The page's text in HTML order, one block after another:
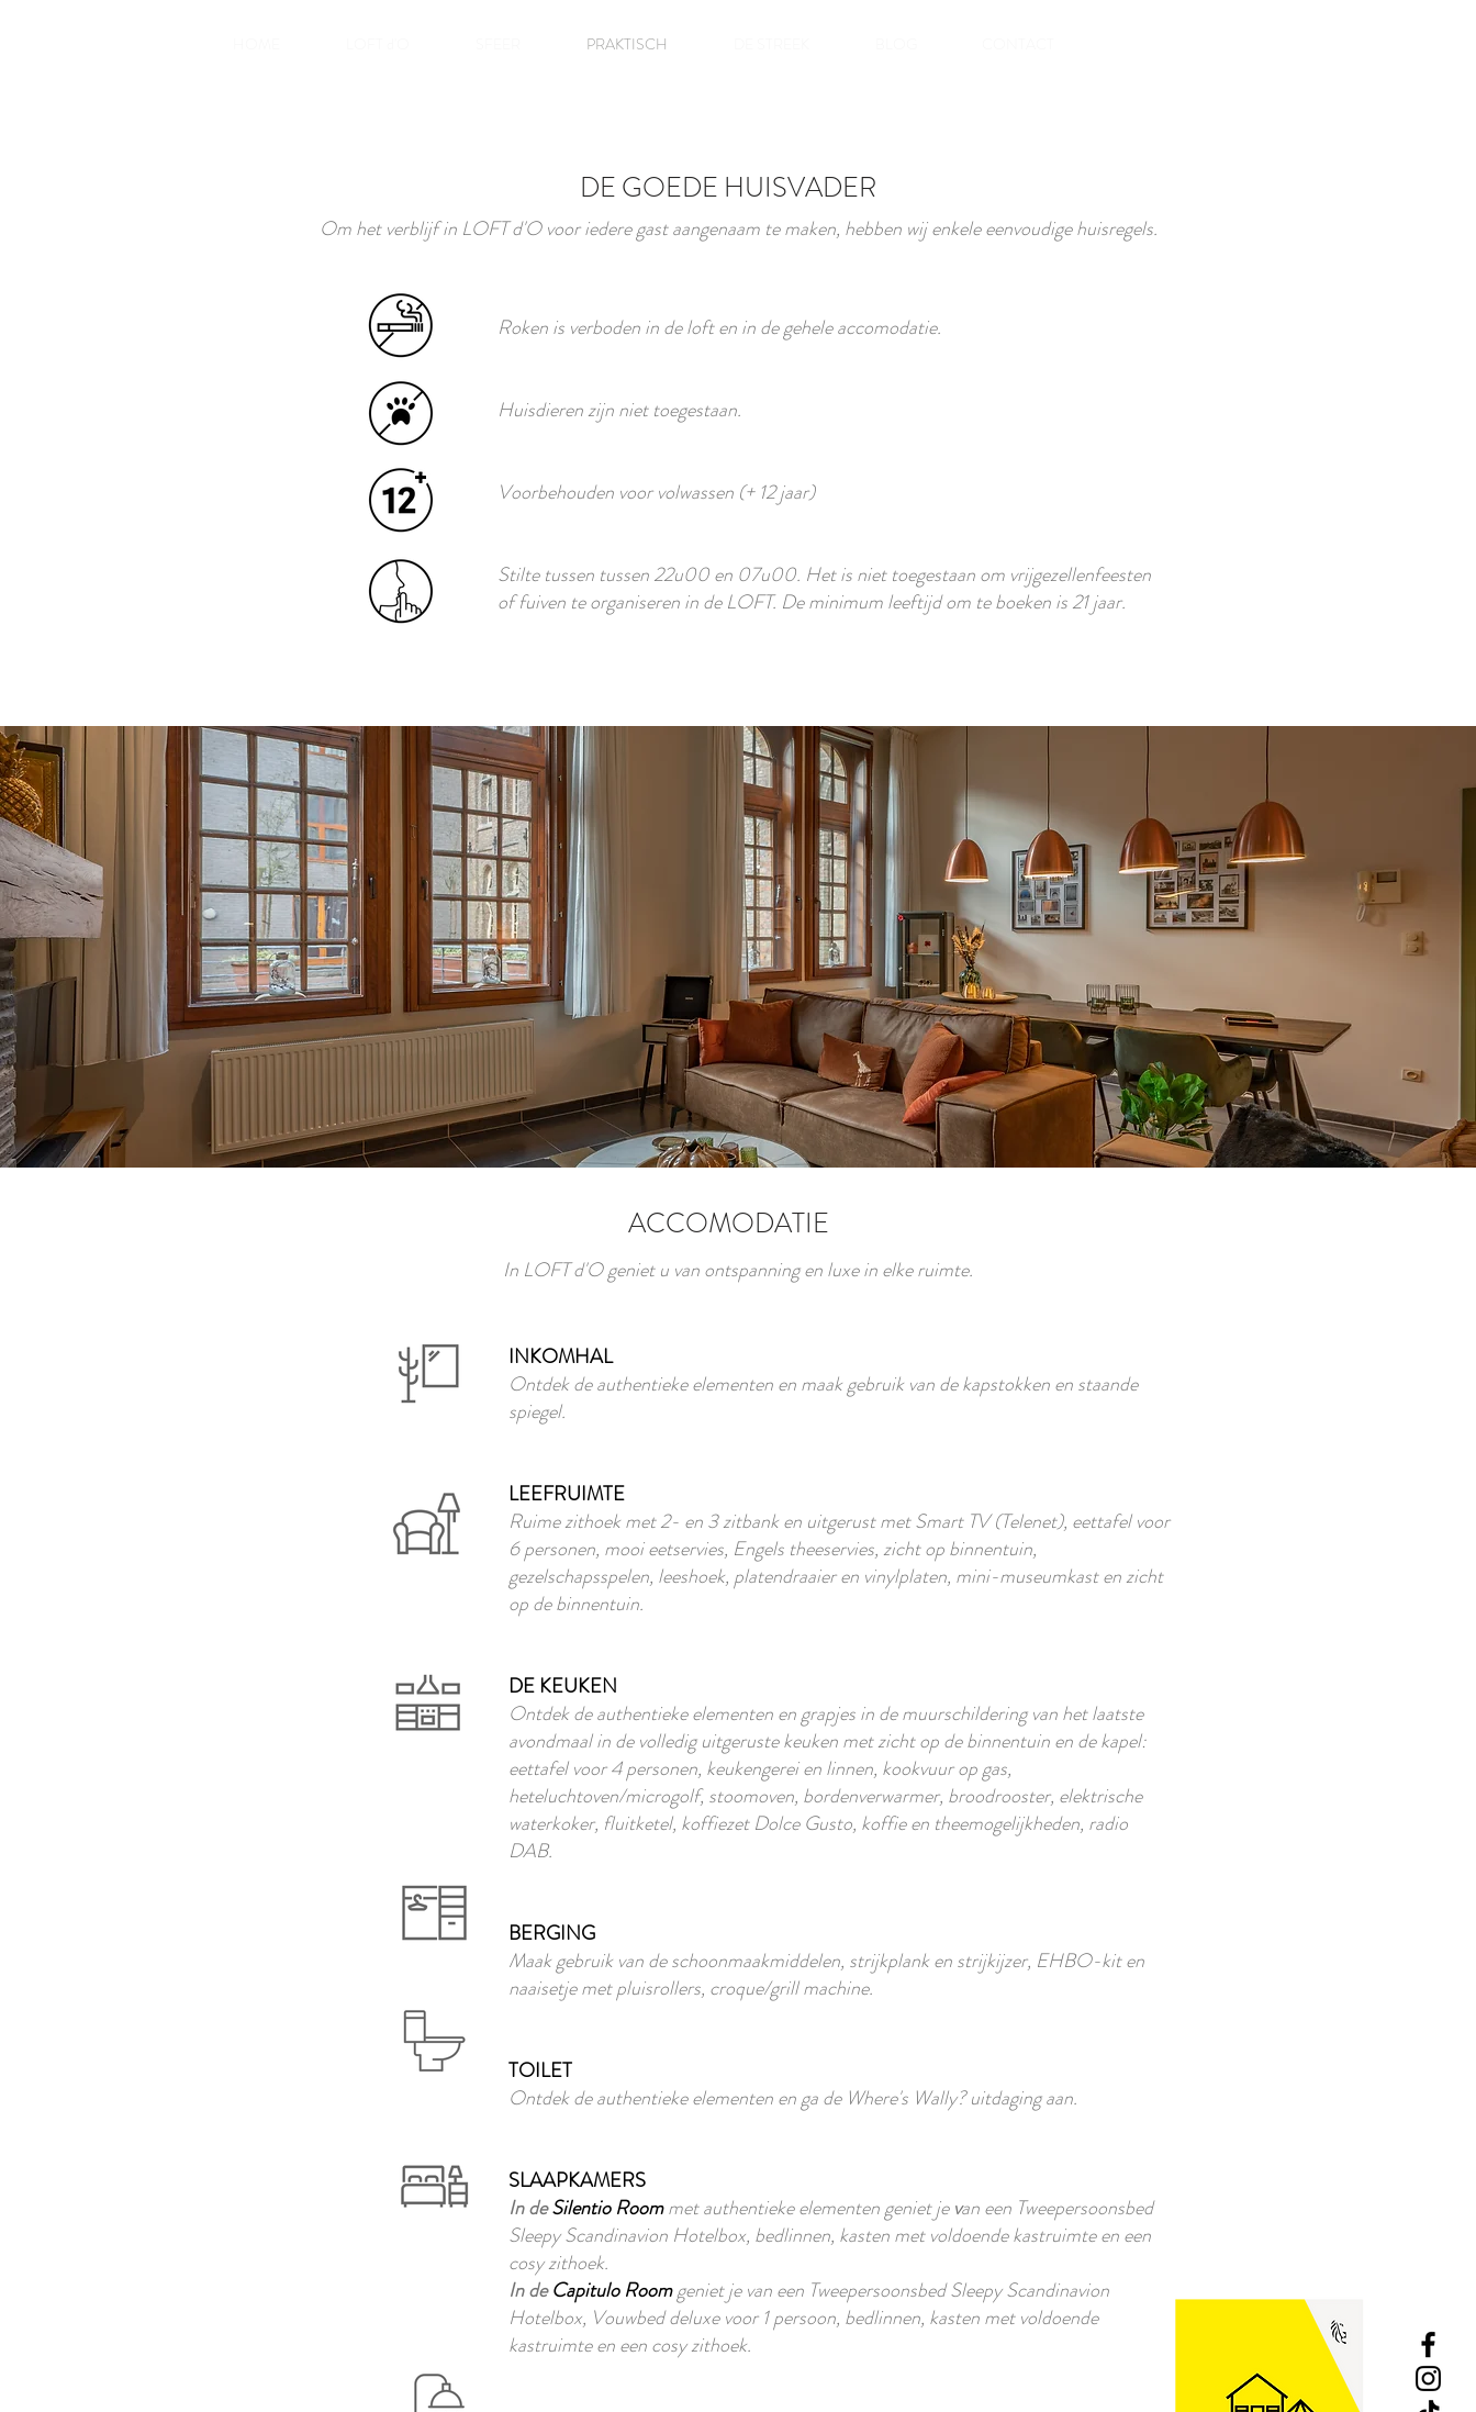
PRAKTISCH
DE GOEDE HUISVADER
Om het verblijf in LOFT d'O voor iedere gast aangenaam te maken, hebben wij enkele eenvoudige huisregels.
Roken is verboden in de loft en in de gehele accomodatie.
Huisdieren zijn niet toegestaan.
Voorbehouden voor volwassen (+ 12 jaar)
Stilte tussen tussen 22u00 en 07u00. Het is niet toegestaan om vrijgezellenfeesten
of fuiven te organiseren in de LOFT. De minimum leeftijd om te boeken is 21 jaar.
ACCOMODATIE
In LOFT d'O geniet u van ontspanning en luxe in elke ruimte.
INKOMHAL
Ontdek de authentieke elementen en maak gebruik van de kapstokken en staande
spiegel.
LEEFRUIMTE
Ruime zithoek met 2- en 3 zitbank en uitgerust met Smart TV (Telenet), eettafel voor
6 personen, mooi eetservies, Engels theeservies, zicht op binnentuin,
gezelschapsspelen, leeshoek, platendraaier en vinylplaten, mini-museumkast en zicht
op de binnentuin.
DE KEUKEN
Ontdek de authentieke elementen en grapjes in de muurschildering van het laatste
avondmaal in de volledig uitgeruste keuken met zicht op de binnentuin en de kapel:
eettafel voor 4 personen, keukengerei en linnen, kookvuur op gas,
heteluchtoven/microgolf, stoomoven, bordenverwarmer, broodrooster, elektrische
waterkoker, fluitketel, koffiezet Dolce Gusto, koffie en theemogelijkheden, radio
DAB.
BERGING
Maak gebruik van de schoonmaakmiddelen, strijkplank en strijkijzer, EHBO-kit en
naaisetje met pluisrollers, croque/grill machine.
TOILET
Ontdek de authentieke elementen en ga de Where's Wally? uitdaging aan.
SLAAPKAMERS
In deSilentio Roommet authentieke elementengeniet jevan een Tweepersoonsbed
Sleepy Scandinavion Hotelbox, bedlinnen, kasten met voldoende kastruimte en een
cosy zithoek.
In deCapitulo Roomgeniet je van een Tweepersoonsbed Sleepy Scandinavion
Hotelbox, Vouwbed deluxe voor 1 persoon, bedlinnen, kasten met voldoende
kastruimte en een cosy zithoek.